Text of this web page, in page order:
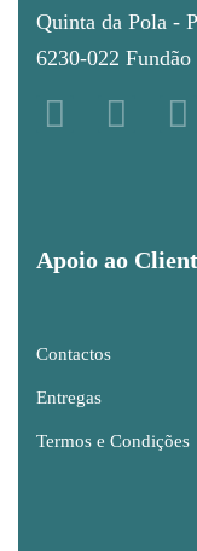
Quinta da Pola -
6230-022 Fundão
Apoio ao
Contactos
Entregas
Termos e Condições